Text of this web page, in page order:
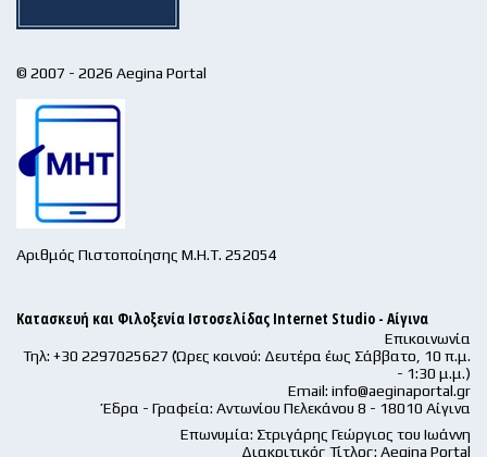
© 2007 - 2026 Aegina Portal
Αριθμός Πιστοποίησης Μ.Η.Τ. 252054
Κατασκευή και Φιλοξενία Ιστοσελίδας Internet Studio - Αίγινα
Επικοινωνία
Τηλ: +30 2297025627 (Ώρες κοινού: Δευτέρα έως Σάββατο, 10 π.μ.
- 1:30 μ.μ.)
Email: info@aeginaportal.gr
Έδρα - Γραφεία: Αντωνίου Πελεκάνου 8 - 18010 Αίγινα
Επωνυμία: Στριγάρης Γεώργιος του Ιωάννη
Διακριτικός Τίτλος: Aegina Portal